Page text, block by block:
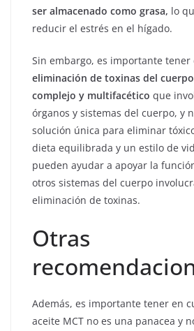
ser almacenado como grasa, lo
reducir el estrés en el hígado.
Sin embargo, es importante tener
eliminación de toxinas del
complejo y multifacético que
órganos y sistemas del cuerpo, y
solución única para eliminar
dieta equilibrada y un estilo de
pueden ayudar a apoyar la
otros sistemas del cuerpo
eliminación de toxinas.
Otras
Además, es importante tener en
aceite MCT no es una panacea y